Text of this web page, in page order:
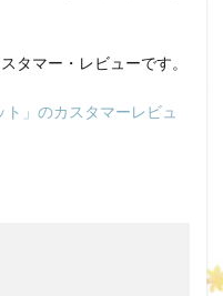
タマー・レビューです。
」のカスタマーレビュ